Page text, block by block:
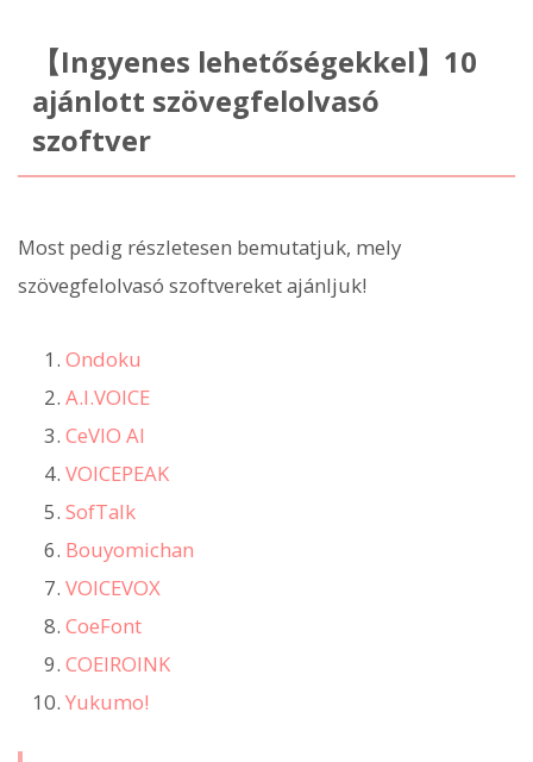
【Ingyenes lehetőségekkel】10
ajánlott szövegfelolvasó
szoftver
Most pedig részletesen bemutatjuk, mely
szövegfelolvasó szoftvereket ajánljuk!
Ondoku
A.I.VOICE
CeVIO AI
VOICEPEAK
SofTalk
Bouyomichan
VOICEVOX
CoeFont
COEIROINK
Yukumo!